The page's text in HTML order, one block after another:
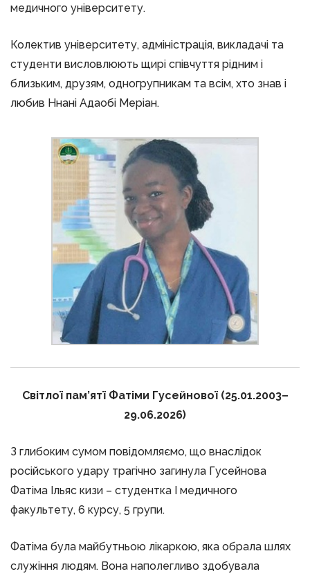
медичного університету.
Колектив університету, адміністрація, викладачі та
студенти висловлюють щирі співчуття рідним і
близьким, друзям, одногрупникам та всім, хто знав і
любив Ннані Адаобі Меріан.
Світлої пам’ятї Фатіми Гусейнової (25.01.2003–
29.06.2026)
З глибоким сумом повідомляємо, що внаслідок
російського удару трагічно загинула Гусейнова
Фатіма Ільяс кизи – студентка І медичного
факультету, 6 курсу, 5 групи.
Фатіма була майбутньою лікаркою, яка обрала шлях
служіння людям. Вона наполегливо здобувала